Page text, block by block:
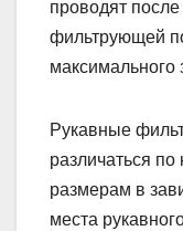
проводят
фильтрующей
максимального
Рукавные
различаться
размерам в
места